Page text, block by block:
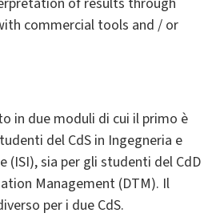
commercial tools and / or
in due moduli di cui il primo è
del CdS in Ingegneria e
(ISI), sia per gli studenti del CdD
Management (DTM). Il
per i due CdS.